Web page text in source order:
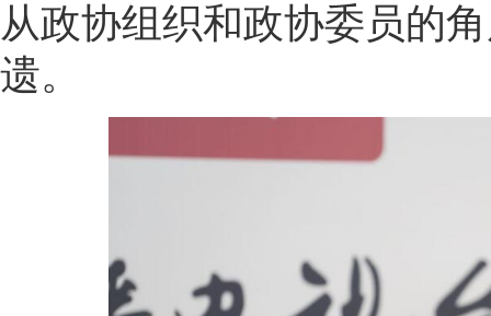
从政协组织和政协委员的
遗。